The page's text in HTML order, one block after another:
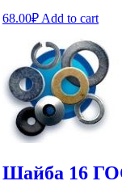
68.00₽ Add to cart
Шайба 16